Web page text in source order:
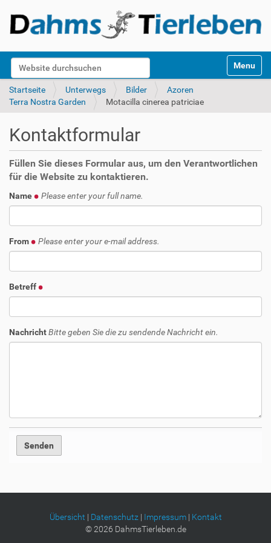
Website durchsuchen
k
Toggle
Startseite Unterwegs Bilder
Azoren
Terra Nostra Garden
Motacilla cinerea patriciae
Kontaktformular
Füllen Sie dieses Formular aus, um den Verantwortlichen
für die Website zu kontaktieren.
Name Please enter your full name.
From Please enter your e-mail address.
Betreff
NachrichtBitte geben Sie die zu sendende Nachricht ein.
Übersicht | Datenschutz| Impressum| Kontakt
©2026 DahmsTierleben.de